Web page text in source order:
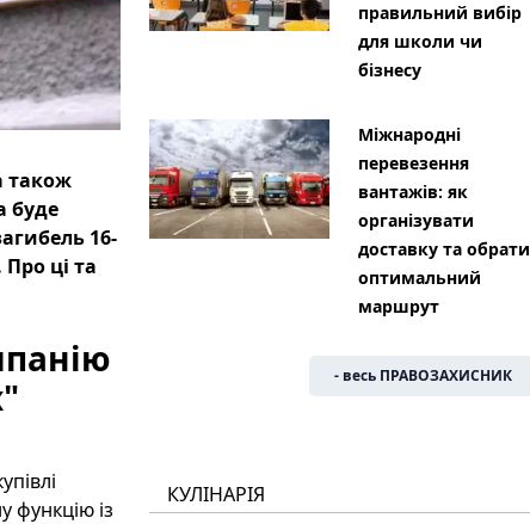
також
буде
16-
ці та
функцію із
правильний вибір
для школи чи
бізнесу
Міжнародні
перевезення
вантажів: як
організувати
доставку та обрати
оптимальний
маршрут
- весь ПРАВОЗАХИСНИК
КУЛІНАРІЯ